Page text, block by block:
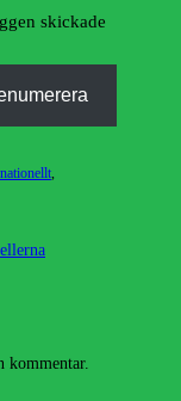
skickade
kommentar.